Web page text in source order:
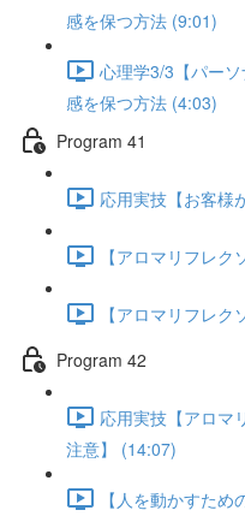
感を保つ方法 (9:01)
心理学3/3【パー
感を保つ方法 (4:03)
Program 41
応用実技【お客様
【アロマリフレ
【アロマリフレ
Program 42
応用実技【アロマ
注意】 (14:07)
【人を動かすた